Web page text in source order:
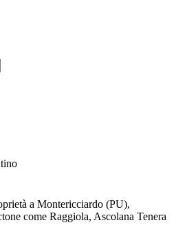
a Montericciardo (PU),
come Raggiola, Ascolana Tenera